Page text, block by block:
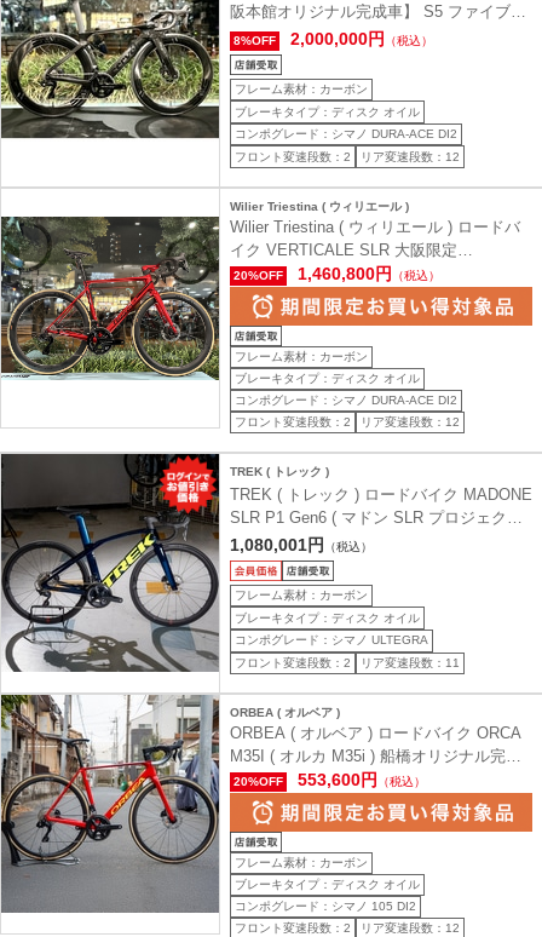
阪本館オリジナル完成車】 S5 ファイブブ
ラック 48 ( 身長目安165cm前後 )
8%OFF 2,000,000円 （税込）
フレーム素材：カーボン
ブレーキタイプ：ディスク オイル
コンポグレード：シマノ DURA-ACE DI2
フロント変速段数：2
リア変速段数：12
Wilier Triestina ( ウィリエール )
Wilier Triestina ( ウィリエール ) ロードバ
イク VERTICALE SLR 大阪限定
SHIMANO DURA-ACE DISC Di2 / MICHE
KLEOS RD 50 仕様 ( ヴェルティカーレ エ
スエルアール ) ヴェルベットレッド M ( 身
長目安175cm前後 )
20%OFF 1,460,800円 （税込）
フレーム素材：カーボン
ブレーキタイプ：ディスク オイル
コンポグレード：シマノ DURA-ACE DI2
フロント変速段数：2
リア変速段数：12
TREK ( トレック )
TREK ( トレック ) ロードバイク MADONE
SLR P1 Gen6 ( マドン SLR プロジェクト
ワン 第６世代 ) Ultegra R8020 2x11s オリ
ジナル完成車 ブルー/イエロー 50 (身長目
安165cm前後)
1,080,001円 （税込）
フレーム素材：カーボン
ブレーキタイプ：ディスク オイル
コンポグレード：シマノ ULTEGRA
フロント変速段数：2
リア変速段数：11
ORBEA ( オルベア )
ORBEA ( オルベア ) ロードバイク ORCA
M35I ( オルカ M35i ) 船橋オリジナル完成
車 Myo オーダーカラー レッド 51 (身長目
安170cm前後)
20%OFF 553,600円 （税込）
フレーム素材：カーボン
ブレーキタイプ：ディスク オイル
コンポグレード：シマノ 105 DI2
フロント変速段数：2
リア変速段数：12